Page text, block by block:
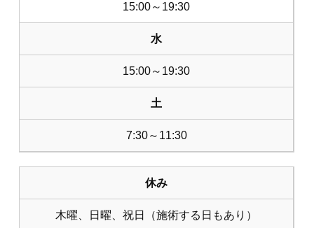
15:00～19:30
水
15:00～19:30
土
7:30～11:30
休み
木曜、日曜、祝日（施術する日もあり）